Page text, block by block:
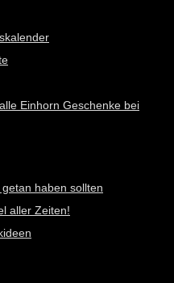
Einhorn Geschenke bei
haben sollten
aller Zeiten!